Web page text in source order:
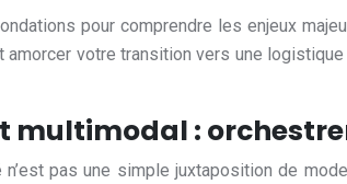
pour comprendre les enjeux
votre transition vers une
multimodal :
pas une simple juxtaposition de